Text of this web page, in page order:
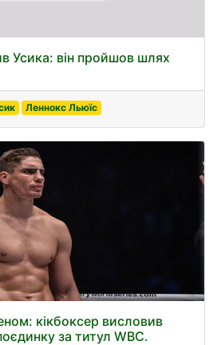
Усика: він пройшов шлях
Леннокс Льюїс
кікбоксер висловив
за титул WBC.